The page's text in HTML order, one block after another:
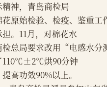
神，青岛商检局
原始检验、检疫、鉴重工
。11月，对棉花水
检总局要求改用“电感水分
110℃±2℃烘90分钟
高功效90%以上。